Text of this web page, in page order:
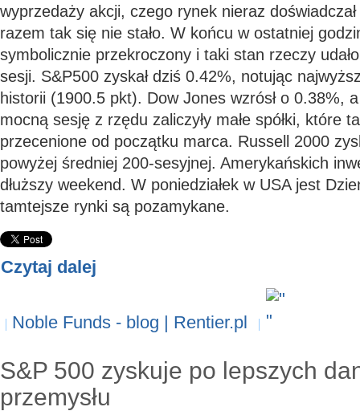
wyprzedaży akcji, czego rynek nieraz
razem tak się nie stało. W końcu w ostatniej
symbolicznie przekroczony i taki stan rzeczy
sesji. S&P500 zyskał dziś 0.42%, notując
historii (1900.5 pkt). Dow Jones wzrósł o 0.38%,
mocną sesję z rzędu zaliczyły małe spółki, które
przecenione od początku marca. Russell 2000
powyżej średniej 200-sesyjnej. Amerykańskich
dłuższy weekend. W poniedziałek w USA jest
tamtejsze rynki są pozamykane.
Czytaj dalej
Noble Funds - blog | Rentier.pl
S&P 500 zyskuje po lepszych
przemysłu